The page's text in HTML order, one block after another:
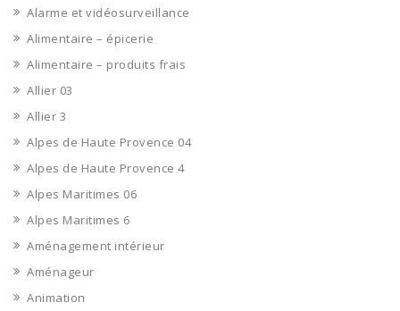
Alarme et vidéosurveillance
Alimentaire – épicerie
Alimentaire – produits frais
Allier 03
Allier 3
Alpes de Haute Provence 04
Alpes de Haute Provence 4
Alpes Maritimes 06
Alpes Maritimes 6
Aménagement intérieur
Aménageur
Animation